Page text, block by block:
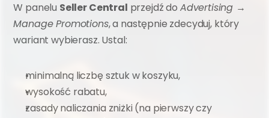
W panelu Seller Central przejdź do Advertising →
Manage Promotions, a następnie zdecyduj, który
wariant wybierasz. Ustal:
minimalną liczbę sztuk w koszyku,
wysokość rabatu,
zasady naliczania zniżki (na pierwszy czy